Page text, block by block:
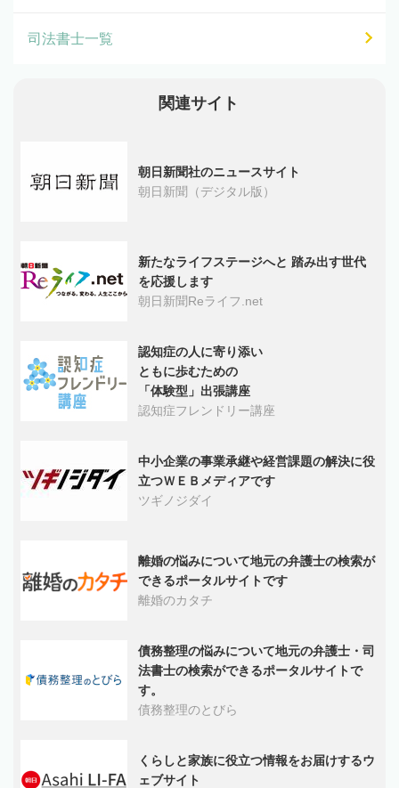
司法書士一覧
関連サイト
朝日新聞社のニュースサイト
朝日新聞（デジタル版）
新たなライフステージへと 踏み出す世代
を応援します
朝日新聞Reライフ.net
認知症の人に寄り添い
ともに歩むための
「体験型」出張講座
認知症フレンドリー講座
中小企業の事業承継や経営課題の解決に役
立つＷＥＢメディアです
ツギノジダイ
離婚の悩みについて地元の弁護士の検索が
できるポータルサイトです
離婚のカタチ
債務整理の悩みについて地元の弁護士・司
法書士の検索ができるポータルサイトで
す。
債務整理のとびら
くらしと家族に役立つ情報をお届けするウ
ェブサイト